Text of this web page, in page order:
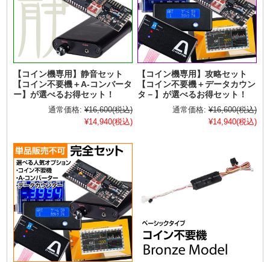
【コイン機専用】静音セット
【コイン不要機＋A-コンバータ
ー】が選べるお得セット！
通常価格: ¥16,600(税込)
¥14,940(税込)
【コイン機専用】攻略セット
【コイン不要機＋データカウン
タ－】が選べるお得セット！
通常価格: ¥16,600(税込)
¥14,940(税込)